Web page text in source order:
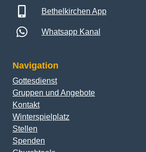
Bethelkirchen App
Whatsapp Kanal
Navigation
Gottesdienst
Gruppen und Angebote
Kontakt
Winterspielplatz
Stellen
Spenden